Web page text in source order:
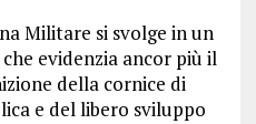
Militare si svolge in un
evidenzia ancor più il
della cornice di
e del libero sviluppo